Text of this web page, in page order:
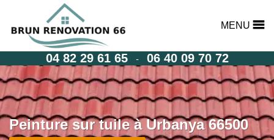
MENU
04 82 29 61 65 - 06 40 09 70 72
Peinture sur tuile à Urbanya 66500